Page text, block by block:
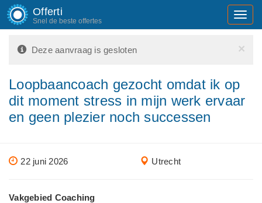
Offerti
Snel de beste offertes
×
Deze aanvraag is gesloten
Loopbaancoach gezocht omdat ik op
dit moment stress in mijn werk ervaar
en geen plezier noch successen
22 juni 2026 Utrecht
Vakgebied Coaching